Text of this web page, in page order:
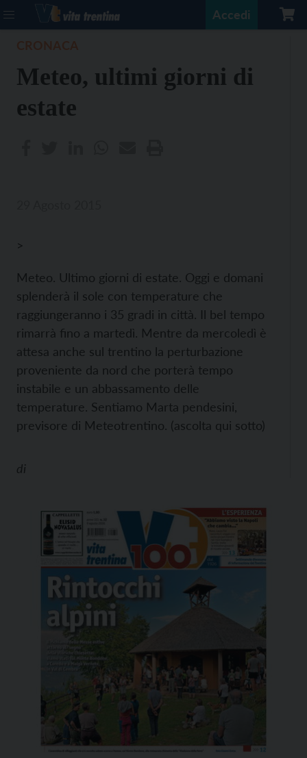
Accedi
Meteo, ultimi giorni di
estate
>
Meteo. Ultimo giorni di estate. Oggi e domani
splenderà il sole con temperature che
raggiungeranno i 35 gradi in città. Il bel tempo
rimarrà fino a martedì. Mentre da mercoledì è
attesa anche sul trentino la perturbazione
proveniente da nord che porterà tempo
instabile e un abbassamento delle
temperature. Sentiamo Marta pendesini,
previsore di Meteotrentino. (ascolta qui sotto)
di